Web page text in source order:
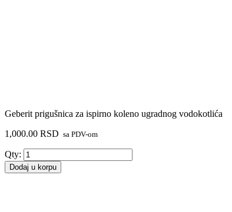
Geberit prigušnica za ispirno koleno ugradnog vodokotlića
1,000.00 RSD sa PDV-om
Qty: Geberit
prigušnica
za
Dodaj u korpu